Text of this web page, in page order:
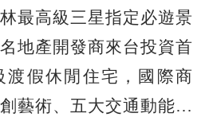
最高級三星指定必遊景
地產開發商來台投資首
渡假休閒住宅，國際商
藝術、五大交通動能…